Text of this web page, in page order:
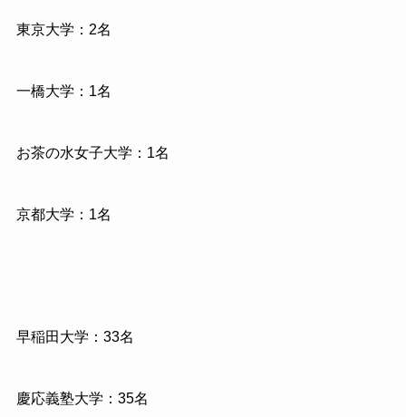
東京大学：2名
一橋大学：1名
お茶の水女子大学：1名
京都大学：1名
早稲田大学：33名
慶応義塾大学：35名